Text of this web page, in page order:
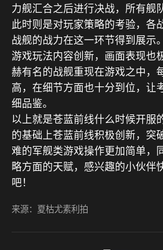
力舰汇合之后进行决战，所有舰
此时则是对玩家策略的考验，各
战舰的战力在这一环节得到展示。
游戏玩法内容创新，画面表现也
赫有名的战舰重现在游戏之中，
高，在细节方面也十分到位，让
细品鉴。
以上就是苍蓝前线什么时候开服
的基础上苍蓝前线积极创新，突
难的军舰类游戏操作更加简单，
略方面的天赋，感兴趣的小伙伴
吧！
来源：夏枯尤素利拍